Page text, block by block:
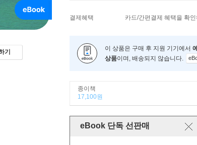
기
결제혜택 카드/간편결제 혜택을 확
이 상품은 구매 후 지원 기기에서
상품이며, 배송되지 않습니다.
종이책
17,100원
eBook 단독 선판매